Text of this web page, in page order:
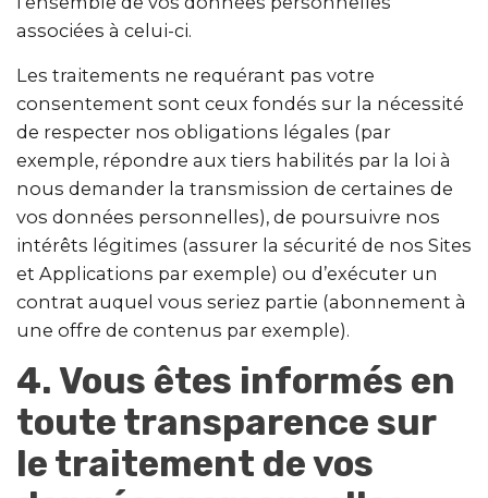
associées à celui-ci.
Les traitements ne requérant pas votre
consentement sont ceux fondés sur la nécessité
de respecter nos obligations légales (par
exemple, répondre aux tiers habilités par la loi à
nous demander la transmission de certaines de
vos données personnelles), de poursuivre nos
intérêts légitimes (assurer la sécurité de nos Sites
et Applications par exemple) ou d’exécuter un
contrat auquel vous seriez partie (abonnement à
une offre de contenus par exemple).
4. Vous êtes informés en
toute transparence sur
le traitement de vos